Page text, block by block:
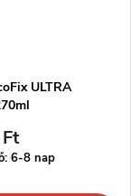
ULTRA
6-8 nap